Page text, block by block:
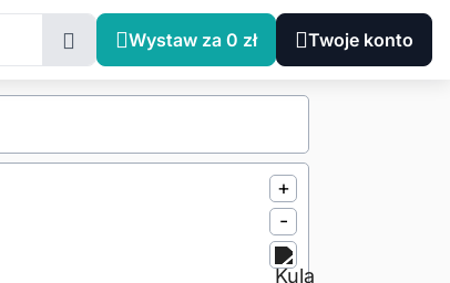
Wystaw za 0 zł Twoje konto
+
-